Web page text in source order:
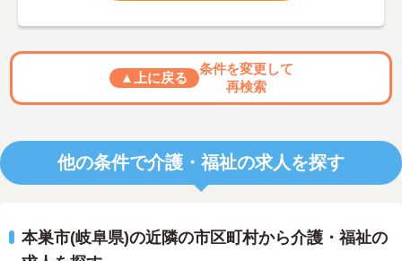
▲上に戻る
条件を変更して
再検索
他の条件で介護・福祉の求人を探す
本巣市(岐阜県)の近隣の市区町村から介護・福祉の